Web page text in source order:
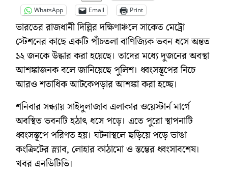
WhatsApp
Email Print
ভারতের রাজধানী দিল্লির দক্ষিণাঞ্চলে সাকেত মেট্রো
স্টেশনের কাছে একটি পাঁচতলা বাণিজ্যিক ভবন ধসে অন্তত
১২ জনকে উদ্ধার করা হয়েছে। তাদের মধ্যে দুজনের অবস্থা
আশঙ্কাজনক বলে জানিয়েছে পুলিশ। ধ্বংসস্তূপের নিচে
আরও শতাধিক আটকেপড়ার আশঙ্কা করা হচ্ছে।
শনিবার সন্ধ্যায় সাইদুলাজাব এলাকার ওয়েস্টার্ন মার্গে
অবস্থিত ভবনটি হঠাৎ ধসে পড়ে। এতে পুরো স্থাপনাটি
ধ্বংসস্তূপে পরিণত হয়। ঘটনাস্থলে ছড়িয়ে পড়ে ভাঙা
কংক্রিটের স্ল্যাব, লোহার কাঠামো ও স্তম্ভের ধ্বংসাবশেষ।
খবর এনডিটিভি।